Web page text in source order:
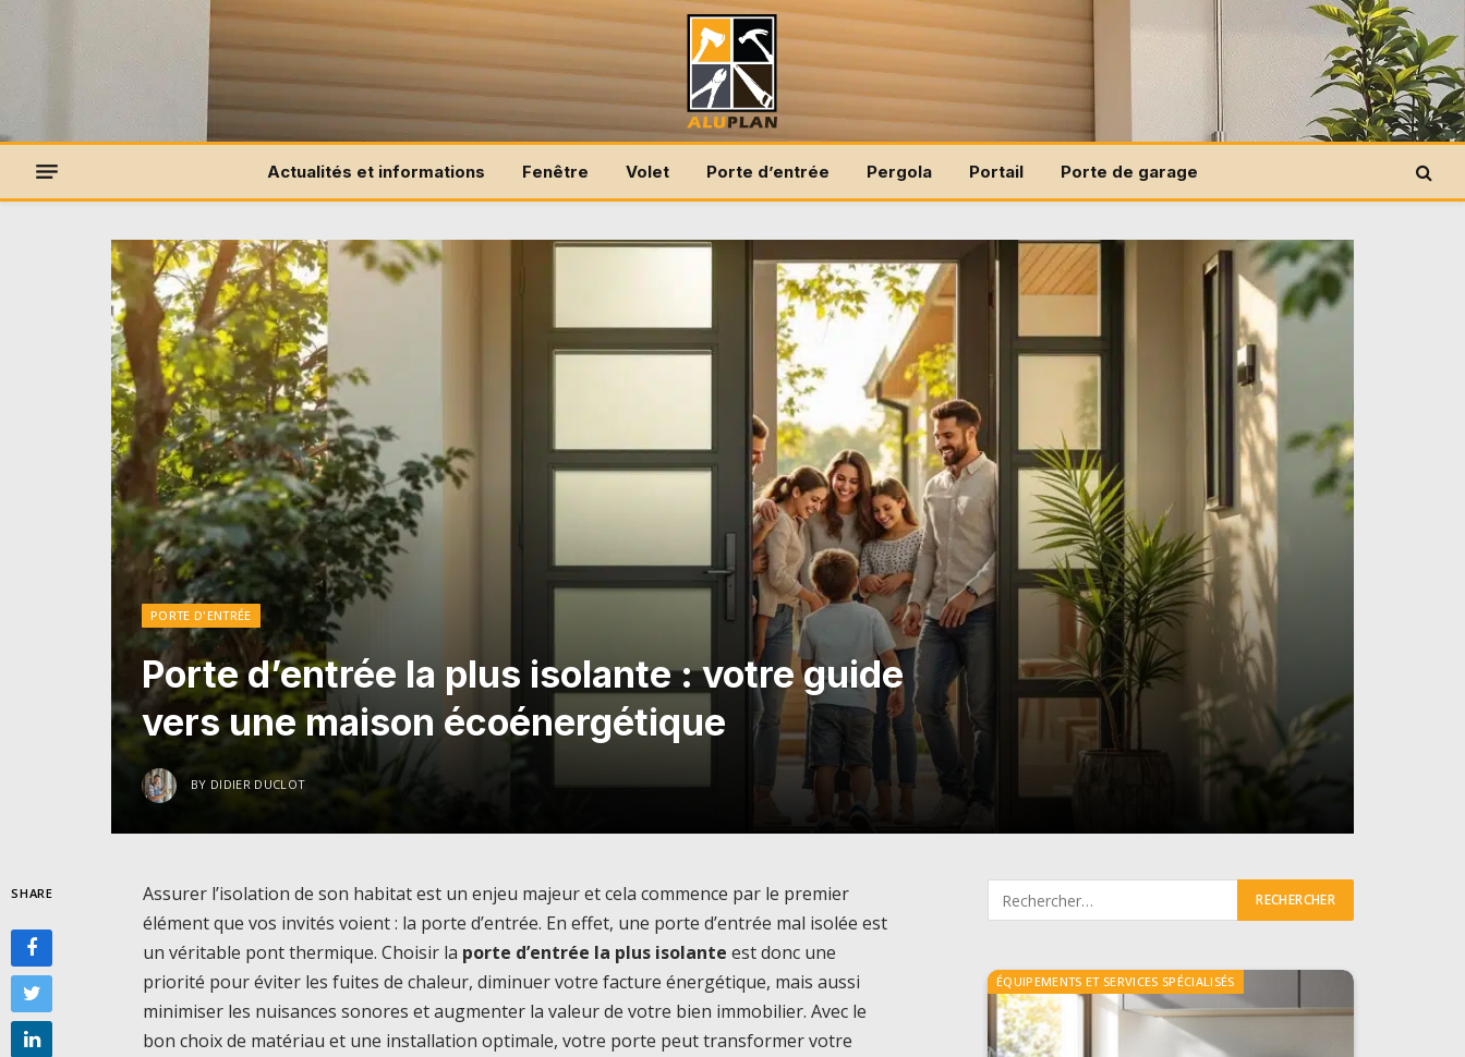
Actualités et informations Fenêtre Volet Porte d’entrée Pergola Portail Porte de garage
PORTE D'ENTRÉE
Porte d’entrée la plus isolante : votre guide
vers une maison écoénergétique
BY DIDIER DUCLOT
SHARE
Assurer l’isolation de son habitat est un enjeu majeur et cela commence par le premier
élément que vos invités voient : la porte d’entrée. En effet, une porte d’entrée mal isolée est
un véritable pont thermique. Choisir la porte d’entrée la plus isolante est donc une
priorité pour éviter les fuites de chaleur, diminuer votre facture énergétique, mais aussi
minimiser les nuisances sonores et augmenter la valeur de votre bien immobilier. Avec le
bon choix de matériau et une installation optimale, votre porte peut transformer votre
ÉQUIPEMENTS ET SERVICES SPÉCIALISÉS